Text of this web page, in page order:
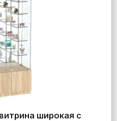
широкая с